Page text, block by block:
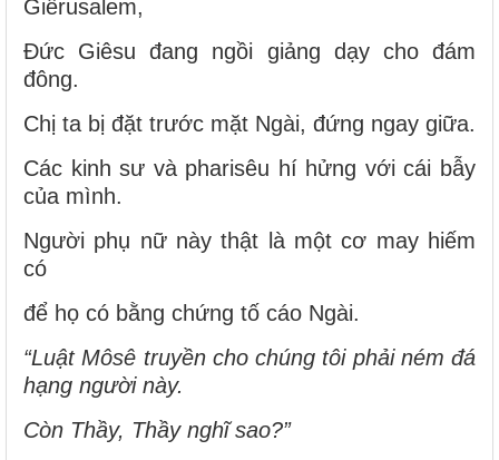
Giêrusalem,
Ðức Giêsu đang ngồi giảng dạy cho đám
đông.
Chị ta bị đặt trước mặt Ngài, đứng ngay giữa.
Các kinh sư và pharisêu hí hửng với cái bẫy
của mình.
Người phụ nữ này thật là một cơ may hiếm
có
để họ có bằng chứng tố cáo Ngài.
“Luật Môsê truyền cho chúng tôi phải ném đá
hạng người này.
Còn Thầy, Thầy nghĩ sao?”